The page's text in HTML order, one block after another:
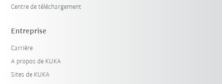
Centre de téléchargement
Entreprise
Carrière
A propos de KUKA
Sites de KUKA